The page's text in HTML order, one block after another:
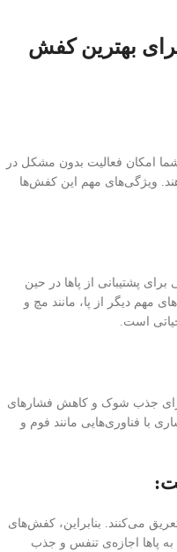
بهترین کفش
امکان فعالیت بدون مشکل در
ویژگی‌های مهم این کفش‌ها
پشتیبانی از پاها در حین
مهم دیگر از پا، مانند مچ و
است.
جذب شوک و کاهش فشارهای
با فناوری‌هایی مانند فوم و
می‌کنند. بنابراین، کفش‌های
به پاها اجازه‌ی تنفس و جذب